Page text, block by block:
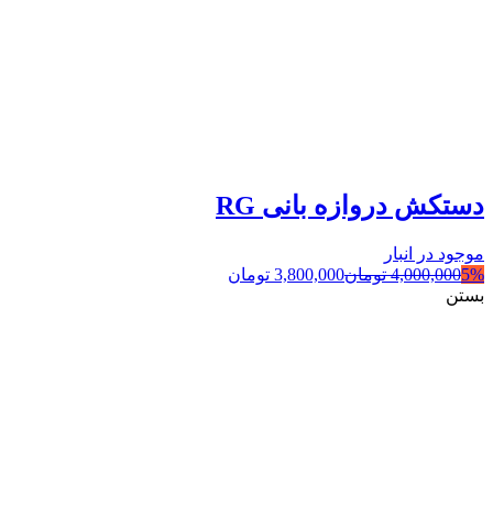
دستکش دروازه بانی RG
موجود در انبار
5%
4,000,000 تومان3,800,000 تومان
بستن